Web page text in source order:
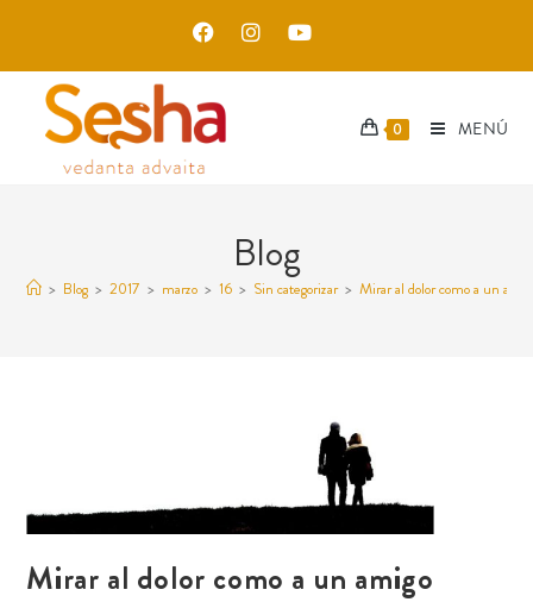
0 MENÚ
Blog
> Blog > 2017 > marzo > 16 > Sin categorizar > Mirar al dolor como a un
Mirar al dolor como a un amigo